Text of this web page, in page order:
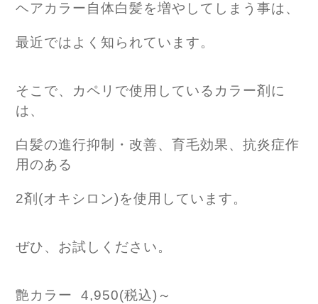
ヘアカラー自体白髪を増やしてしまう事は、
最近ではよく知られています。
そこで、カペリで使用しているカラー剤に
は、
白髪の進行抑制・改善、育毛効果、抗炎症作
用のある
2剤(オキシロン)を使用しています。
ぜひ、お試しください。
艶カラー 4,950(税込)～